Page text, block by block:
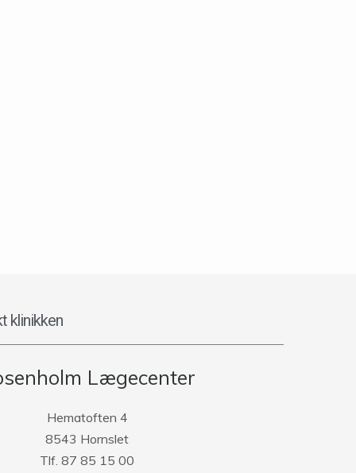
klinikken
Lægecenter
Hematoften 4
8543 Hornslet
Tlf. 87 85 15 00